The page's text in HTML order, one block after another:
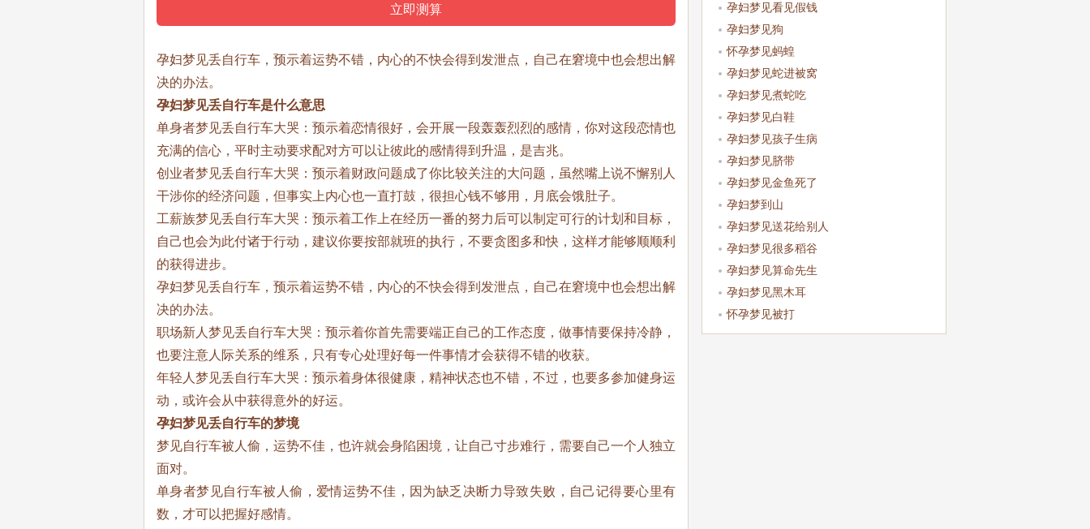
孕妇梦见丢自行车，预示着运势不错，内心的不快会得到发泄点，自己在窘境中也会想出解
决的办法。
孕妇梦见丢自行车是什么意思
单身者梦见丢自行车大哭：预示着恋情很好，会开展一段轰轰烈烈的感情，你对这段恋情也
充满的信心，平时主动要求配对方可以让彼此的感情得到升温，是吉兆。
创业者梦见丢自行车大哭：预示着财政问题成了你比较关注的大问题，虽然嘴上说不懈别人
干涉你的经济问题，但事实上内心也一直打鼓，很担心钱不够用，月底会饿肚子。
工薪族梦见丢自行车大哭：预示着工作上在经历一番的努力后可以制定可行的计划和目标，
自己也会为此付诸于行动，建议你要按部就班的执行，不要贪图多和快，这样才能够顺顺利
的获得进步。
孕妇梦见丢自行车，预示着运势不错，内心的不快会得到发泄点，自己在窘境中也会想出解
决的办法。
职场新人梦见丢自行车大哭：预示着你首先需要端正自己的工作态度，做事情要保持冷静，
也要注意人际关系的维系，只有专心处理好每一件事情才会获得不错的收获。
年轻人梦见丢自行车大哭：预示着身体很健康，精神状态也不错，不过，也要多参加健身运
动，或许会从中获得意外的好运。
孕妇梦见丢自行车的梦境
梦见自行车被人偷，运势不佳，也许就会身陷困境，让自己寸步难行，需要自己一个人独立
面对。
单身者梦见自行车被人偷，爱情运势不佳，因为缺乏决断力导致失败，自己记得要心里有
数，才可以把握好感情。
孕妇梦见看见假钱
孕妇梦见狗
怀孕梦见蚂蝗
孕妇梦见蛇进被窝
孕妇梦见煮蛇吃
孕妇梦见白鞋
孕妇梦见孩子生病
孕妇梦见脐带
孕妇梦见金鱼死了
孕妇梦到山
孕妇梦见送花给别人
孕妇梦见很多稻谷
孕妇梦见算命先生
孕妇梦见黑木耳
怀孕梦见被打